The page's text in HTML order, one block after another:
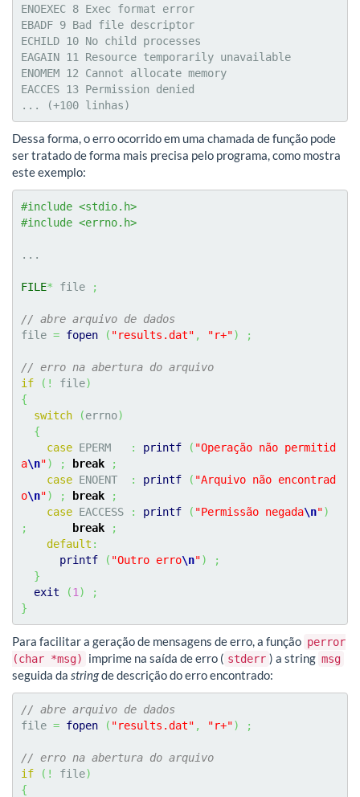
ENOEXEC 8 Exec format error
EBADF 9 Bad file descriptor
ECHILD 10 No child processes
EAGAIN 11 Resource temporarily unavailable
ENOMEM 12 Cannot allocate memory
EACCES 13 Permission denied
... (+100 linhas)
Dessa forma, o erro ocorrido em uma chamada de função pode
ser tratado de forma mais precisa pelo programa, como mostra
este exemplo:
#include <stdio.h>
#include <errno.h>
...
FILE* file ;
// abre arquivo de dados
file = fopen ( "results.dat" , "r+") ;
// erro na abertura do arquivo
if
( ! file)
{
switch
(errno)
{
case EPERM : printf ( "Operação não permitid
a\n") ; break
;
case ENOENT : printf ( "Arquivo não encontrad
o\n") ; break
;
case EACCESS : printf ( "Permissão negada\n")
;
break
;
default :
printf
( "Outro erro\n")
;
}
exit
(1 )
;
}
Para facilitar a geração de mensagens de erro, a função perror
(char *msg)
imprime na saída de erro ( stderr ) a string msg
seguida da stringde descrição do erro encontrado:
// abre arquivo de dados
file = fopen ( "results.dat" , "r+") ;
// erro na abertura do arquivo
if
( ! file)
{